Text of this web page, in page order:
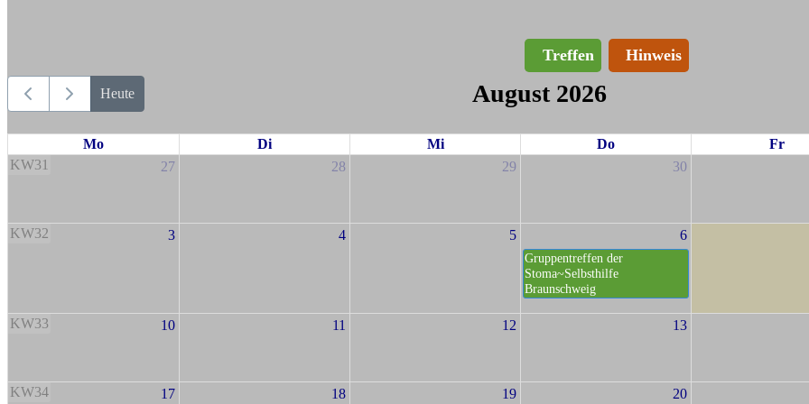
Treffen Hinweis
Heute August 2026
Mo Di Mi Do
Fr
KW31
27 28 29 30
KW32 3 4 5 6
Gruppentreffen der
Stoma~Selbsthilfe
Braunschweig
KW33 10 11 12 13
KW34 17 18 19 20